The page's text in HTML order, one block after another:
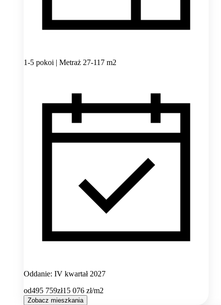
1-5 pokoi | Metraż 27-117 m2
Oddanie: IV kwartał 2027
od495 759zł15 076 zł/m2
Zobacz mieszkania